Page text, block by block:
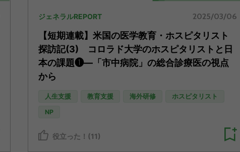
ジェネラルREPORT 2025/03/06
【短期連載】米国の医学教育・ホスピタリスト
探訪記(3) コロラド大学のホスピタリストと日
本の課題❶―「市中病院」の総合診療医の視点
から
人生支援 教育支援 海外研修 ホスピタリスト
NP
役立った！(11)